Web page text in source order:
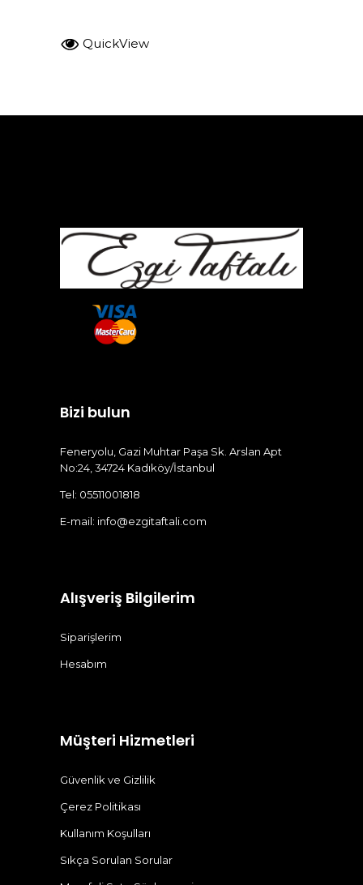
QuickView
Bizi bulun
Feneryolu, Gazi Muhtar Paşa Sk. Arslan Apt
No:24, 34724 Kadıköy/İstanbul
Tel: 05511001818
E-mail: info@ezgitaftali.com
Alışveriş Bilgilerim
Siparişlerim
Hesabım
Müşteri Hizmetleri
Güvenlik ve Gizlilik
Çerez Politikası
Kullanım Koşulları
Sıkça Sorulan Sorular